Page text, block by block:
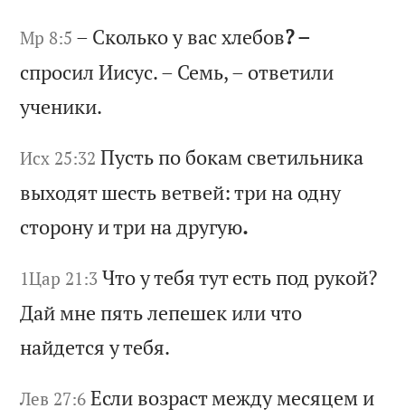
Мр 8:5 – Сколькоувасхлебов? –
спросилИисус.– Семь,– ответили
ученики.
Исх 25:32 Пусть по бокам светильника
выходятшесть ветвей:три на одну
сторонуитри надругую.
1Цар 21:3 Чтоутебятутесть подрукой?
Даймне пятьлепешек иличто
найдетсяутебя.
Лев 27:6 Если возрастмеждумесяцем и